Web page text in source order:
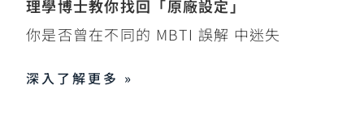
理學博士教你找回「原廠設定」
你是否曾在不同的 MBTI 誤解 中迷失
深入了解更多 »